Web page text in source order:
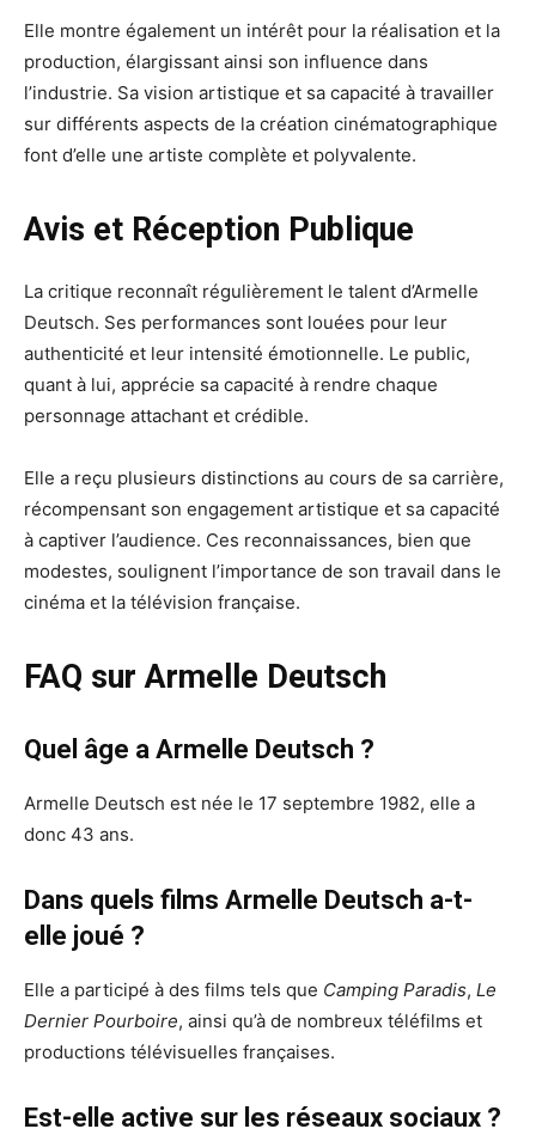
Elle montre également un intérêt pour la réalisation et la
production, élargissant ainsi son influence dans
l’industrie. Sa vision artistique et sa capacité à travailler
sur différents aspects de la création cinématographique
font d’elle une artiste complète et polyvalente.
Avis et Réception Publique
La critique reconnaît régulièrement le talent d’Armelle
Deutsch. Ses performances sont louées pour leur
authenticité et leur intensité émotionnelle. Le public,
quant à lui, apprécie sa capacité à rendre chaque
personnage attachant et crédible.
Elle a reçu plusieurs distinctions au cours de sa carrière,
récompensant son engagement artistique et sa capacité
à captiver l’audience. Ces reconnaissances, bien que
modestes, soulignent l’importance de son travail dans le
cinéma et la télévision française.
FAQ sur Armelle Deutsch
Quel âge a Armelle Deutsch ?
Armelle Deutsch est née le 17 septembre 1982, elle a
donc 43 ans.
Dans quels films Armelle Deutsch a-t-
elle joué ?
Elle a participé à des films tels que Camping Paradis, Le
Dernier Pourboire, ainsi qu’à de nombreux téléfilms et
productions télévisuelles françaises.
Est-elle active sur les réseaux sociaux ?